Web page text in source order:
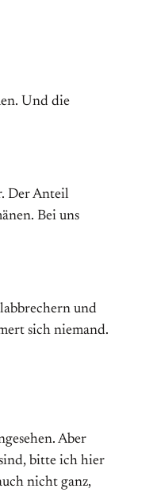
Und die
Der Anteil
Bei uns
und
sich niemand.
Aber
bitte ich hier
nicht ganz,